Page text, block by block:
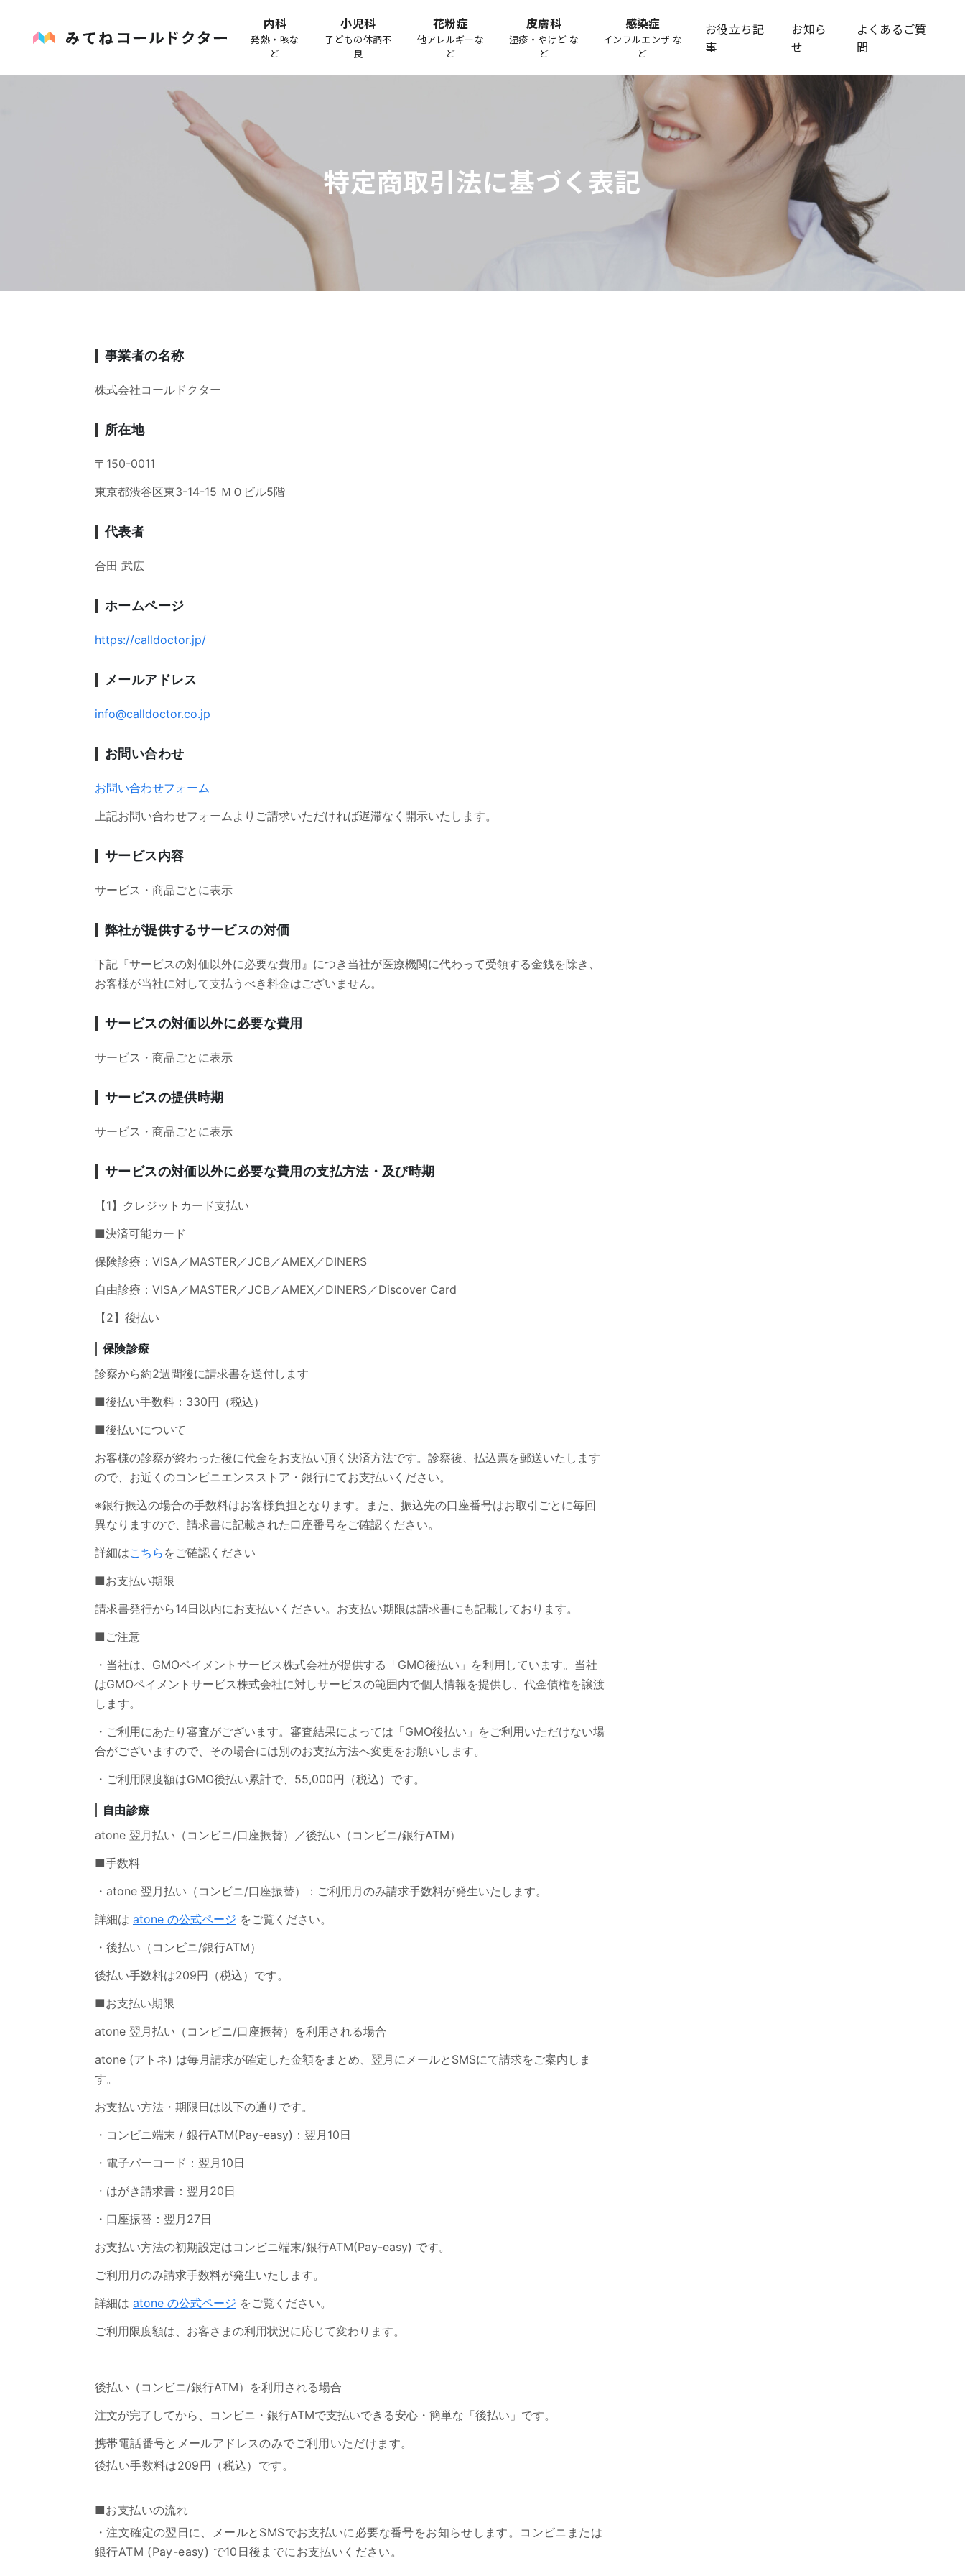
内科
発熱・咳な
ど
小児科
子どもの体調不
良
花粉症
他アレルギーな
ど
皮膚科
湿疹・やけど な
ど
感染症
インフルエンザ な
ど
お役立ち記
事
お知ら
せ
よくあるご質
問
特定商取引法に基づく表記
事業者の名称
株式会社コールドクター
所在地
〒150-0011
東京都渋谷区東3-14-15 ＭＯビル5階
代表者
合田 武広
ホームページ
https://calldoctor.jp/
メールアドレス
info@calldoctor.co.jp
お問い合わせ
お問い合わせフォーム
上記お問い合わせフォームよりご請求いただければ遅滞なく開示いたします。
サービス内容
サービス・商品ごとに表示
弊社が提供するサービスの対価
下記『サービスの対価以外に必要な費用』につき当社が医療機関に代わって受領する金銭を除き、
お客様が当社に対して支払うべき料金はございません。
サービスの対価以外に必要な費用
サービス・商品ごとに表示
サービスの提供時期
サービス・商品ごとに表示
サービスの対価以外に必要な費用の支払方法・及び時期
【1】クレジットカード支払い
■決済可能カード
保険診療：VISA／MASTER／JCB／AMEX／DINERS
自由診療：VISA／MASTER／JCB／AMEX／DINERS／Discover Card
【2】後払い
保険診療
診察から約2週間後に請求書を送付します
■後払い手数料：330円（税込）
■後払いについて
お客様の診察が終わった後に代金をお支払い頂く決済方法です。診察後、払込票を郵送いたします
ので、お近くのコンビニエンスストア・銀行にてお支払いください。
※銀行振込の場合の手数料はお客様負担となります。また、振込先の口座番号はお取引ごとに毎回
異なりますので、請求書に記載された口座番号をご確認ください。
詳細はこちら をご確認ください
■お支払い期限
請求書発行から14日以内にお支払いください。お支払い期限は請求書にも記載しております。
■ご注意
・当社は、GMOペイメントサービス株式会社が提供する「GMO後払い」を利用しています。当社
はGMOペイメントサービス株式会社に対しサービスの範囲内で個人情報を提供し、代金債権を譲渡
します。
・ご利用にあたり審査がございます。審査結果によっては「GMO後払い」をご利用いただけない場
合がございますので、その場合には別のお支払方法へ変更をお願いします。
・ご利用限度額はGMO後払い累計で、55,000円（税込）です。
自由診療
atone 翌月払い（コンビニ/口座振替）／後払い（コンビニ/銀行ATM）
■手数料
・atone 翌月払い（コンビニ/口座振替）：ご利用月のみ請求手数料が発生いたします。
詳細は atone の公式ページ をご覧ください。
・後払い（コンビニ/銀行ATM）
後払い手数料は209円（税込）です。
■お支払い期限
atone 翌月払い（コンビニ/口座振替）を利用される場合
atone (アトネ) は毎月請求が確定した金額をまとめ、翌月にメールとSMSにて請求をご案内しま
す。
お支払い方法・期限日は以下の通りです。
・コンビニ端末 / 銀行ATM(Pay-easy)：翌月10日
・電子バーコード：翌月10日
・はがき請求書：翌月20日
・口座振替：翌月27日
お支払い方法の初期設定はコンビニ端末/銀行ATM(Pay-easy) です。
ご利用月のみ請求手数料が発生いたします。
詳細は atone の公式ページ をご覧ください。
ご利用限度額は、お客さまの利用状況に応じて変わります。
後払い（コンビニ/銀行ATM）を利用される場合
注文が完了してから、コンビニ・銀行ATMで支払いできる安心・簡単な「後払い」です。
携帯電話番号とメールアドレスのみでご利用いただけます。
後払い手数料は209円（税込）です。
■お支払いの流れ
・注文確定の翌日に、メールとSMSでお支払いに必要な番号をお知らせします。コンビニまたは
銀行ATM (Pay-easy) で10日後までにお支払いください。